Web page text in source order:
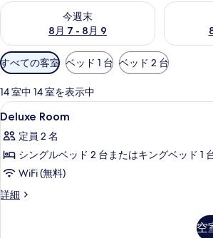
今週末
8月 7 - 8月 9
今週末 8月 7 - 8月 9 の空室状況をチェック
来週末 8
利
用
可
能
な
客
室
の
り
すべての客室 ベッド 1 台 ベッド 2 台
14 室中 14 室を表示中
Deluxe
Room
の
す
べ
て
セーフティ
8
Deluxe Room
定員 2 名
シングルベッド 2 台またはキングベッド 1
WiFi (無料)
詳細
Deluxe
空